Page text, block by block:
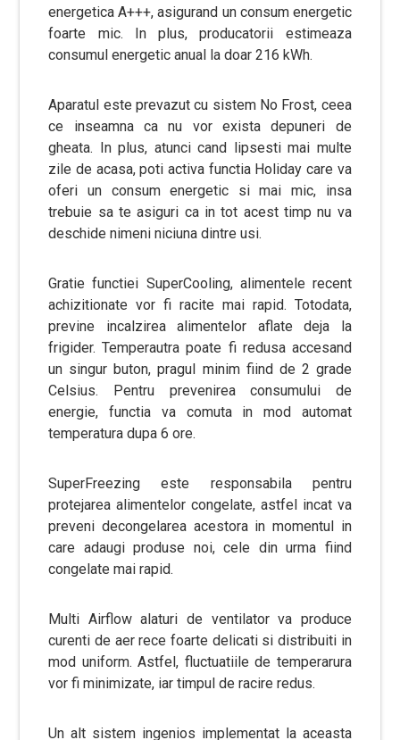
energetica A+++, asigurand un consum energetic
foarte mic. In plus, producatorii estimeaza
consumul energetic anual la doar 216 kWh.
Aparatul este prevazut cu sistem No Frost, ceea
ce inseamna ca nu vor exista depuneri de
gheata. In plus, atunci cand lipsesti mai multe
zile de acasa, poti activa functia Holiday care va
oferi un consum energetic si mai mic, insa
trebuie sa te asiguri ca in tot acest timp nu va
deschide nimeni niciuna dintre usi.
Gratie functiei SuperCooling, alimentele recent
achizitionate vor fi racite mai rapid. Totodata,
previne incalzirea alimentelor aflate deja la
frigider. Temperautra poate fi redusa accesand
un singur buton, pragul minim fiind de 2 grade
Celsius. Pentru prevenirea consumului de
energie, functia va comuta in mod automat
temperatura dupa 6 ore.
SuperFreezing este responsabila pentru
protejarea alimentelor congelate, astfel incat va
preveni decongelarea acestora in momentul in
care adaugi produse noi, cele din urma fiind
congelate mai rapid.
Multi Airflow alaturi de ventilator va produce
curenti de aer rece foarte delicati si distribuiti in
mod uniform. Astfel, fluctuatiile de temperarura
vor fi minimizate, iar timpul de racire redus.
Un alt sistem ingenios implementat la aceasta